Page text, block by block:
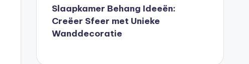
Slaapkamer Behang Ideeën:
Creëer Sfeer met Unieke
Wanddecoratie